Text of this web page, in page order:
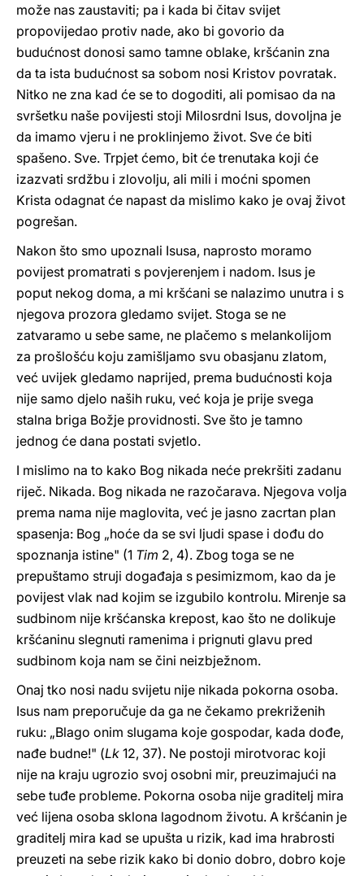
može nas zaustaviti; pa i kada bi čitav svijet
propovijedao protiv nade, ako bi govorio da
budućnost donosi samo tamne oblake, kršćanin zna
da ta ista budućnost sa sobom nosi Kristov povratak.
Nitko ne zna kad će se to dogoditi, ali pomisao da na
svršetku naše povijesti stoji Milosrdni Isus, dovoljna je
da imamo vjeru i ne proklinjemo život. Sve će biti
spašeno. Sve. Trpjet ćemo, bit će trenutaka koji će
izazvati srdžbu i zlovolju, ali mili i moćni spomen
Krista odagnat će napast da mislimo kako je ovaj život
pogrešan.
Nakon što smo upoznali Isusa, naprosto moramo
povijest promatrati s povjerenjem i nadom. Isus je
poput nekog doma, a mi kršćani se nalazimo unutra i s
njegova prozora gledamo svijet. Stoga se ne
zatvaramo u sebe same, ne plačemo s melankolijom
za prošlošću koju zamišljamo svu obasjanu zlatom,
već uvijek gledamo naprijed, prema budućnosti koja
nije samo djelo naših ruku, već koja je prije svega
stalna briga Božje providnosti. Sve što je tamno
jednog će dana postati svjetlo.
I mislimo na to kako Bog nikada neće prekršiti zadanu
riječ. Nikada. Bog nikada ne razočarava. Njegova volja
prema nama nije maglovita, već je jasno zacrtan plan
spasenja: Bog „hoće da se svi ljudi spase i dođu do
spoznanja istine" (1 Tim 2, 4). Zbog toga se ne
prepuštamo struji događaja s pesimizmom, kao da je
povijest vlak nad kojim se izgubilo kontrolu. Mirenje sa
sudbinom nije kršćanska krepost, kao što ne dolikuje
kršćaninu slegnuti ramenima i prignuti glavu pred
sudbinom koja nam se čini neizbježnom.
Onaj tko nosi nadu svijetu nije nikada pokorna osoba.
Isus nam preporučuje da ga ne čekamo prekriženih
ruku: „Blago onim slugama koje gospodar, kada dođe,
nađe budne!" (Lk 12, 37). Ne postoji mirotvorac koji
nije na kraju ugrozio svoj osobni mir, preuzimajući na
sebe tuđe probleme. Pokorna osoba nije graditelj mira
već lijena osoba sklona lagodnom životu. A kršćanin je
graditelj mira kad se upušta u rizik, kad ima hrabrosti
preuzeti na sebe rizik kako bi donio dobro, dobro koje